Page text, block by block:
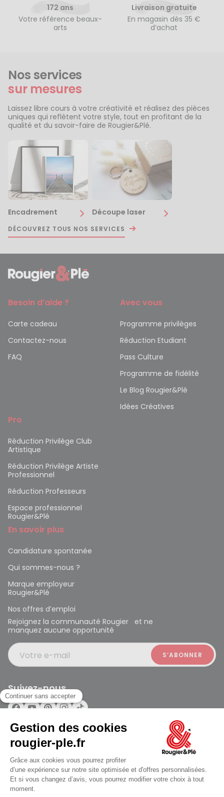
172 ans
Votre référence beaux-
arts
Livraison gratuite
En magasin dès 35 €
d’achat
Nos services
sur mesures
Laissez libre cours à votre créativité et réalisez des pièces
uniques qui reflètent votre style, tout en profitant de la
qualité et du savoir-faire de Rougier&Plé.
Encadrement Découpe laser
DÉCOUVREZ TOUS NOS SERVICES
Besoin d’aide ?
Carte cadeau
Contactez-nous
FAQ
Avec vous
Programme privilèges
Réduction Etudiant
Pass Culture
Programme de fidélité
Le Blog Rougier&Plé
Idées Créatives
Pro
Réduction Privilège Club
Artistique
Réduction Privilège Artiste
Professionnel
Réduction Professeurs
Espace professionnel
Rougier&Plé
En savoir plus
Candidature spontanée
Qui sommes-nous ?
Marque employeur
Rougier&Plé
Nos offres d’emploi
Rejoignez la communauté Rougier et ne
manquez aucune opportunité
Votre e-mail
Suivez-nous
Rougier et Plé 2024 Copyright
Mentions légales